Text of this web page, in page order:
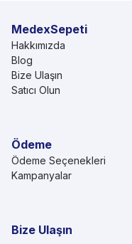
MedexSepeti
Hakkımızda
Blog
Bize Ulaşın
Satıcı Olun
Ödeme
Ödeme Seçenekleri
Kampanyalar
Bize Ulaşın